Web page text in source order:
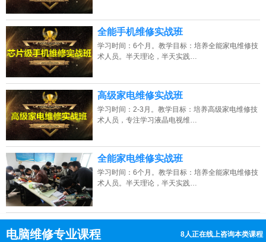
全能手机维修实战班
学习时间：6个月。教学目标：培养全能家电维修技
术人员。半天理论，半天实践…
高级家电维修实战班
学习时间：2-3月。教学目标：培养高级家电维修技
术人员，专注学习液晶电视维…
全能家电维修实战班
学习时间：6个月。教学目标：培养全能家电维修技
术人员。半天理论，半天实践…
电脑维修专业课程 8人正在线上咨询本类课程